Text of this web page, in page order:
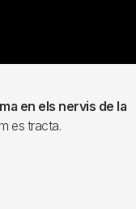
en els nervis de la
es tracta.